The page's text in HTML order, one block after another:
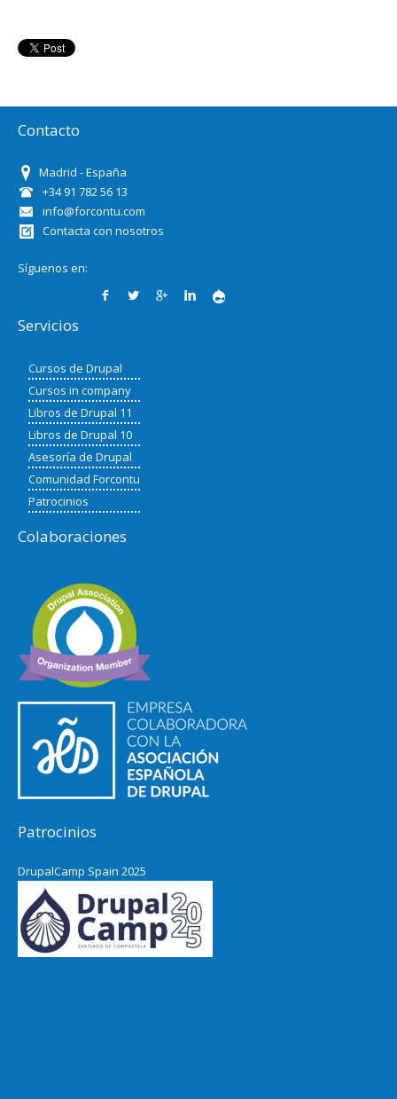
Contacto
Madrid - España
+34 91 782 56 13
info@forcontu.com
Contacta con nosotros
Síguenos en:
Servicios
Cursos de Drupal
Cursos in company
Libros de Drupal 11
Libros de Drupal 10
Asesoría de Drupal
Comunidad Forcontu
Patrocinios
Colaboraciones
Patrocinios
DrupalCamp Spain 2025